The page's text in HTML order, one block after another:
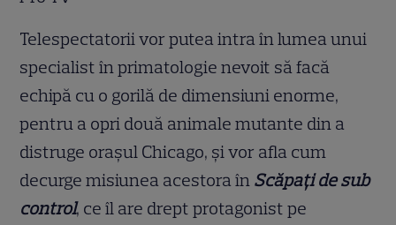
Telespectatorii vor putea intra în lumea unui
specialist în primatologie nevoit să facă
echipă cu o gorilă de dimensiuni enorme,
pentru a opri două animale mutante din a
distruge orașul Chicago, și vor afla cum
decurge misiunea acestora în Scăpați de sub
control, ce îl are drept protagonist pe